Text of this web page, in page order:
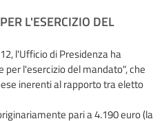
L'ESERCIZIO DEL
l'Ufficio di Presidenza ha
l'esercizio del mandato", che
inerenti al rapporto tra eletto
pari a 4.190 euro (la